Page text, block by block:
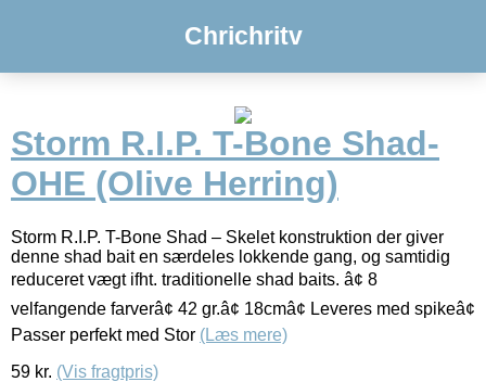
Chrichritv
Storm R.I.P. T-Bone Shad-
OHE (Olive Herring)
Storm R.I.P. T-Bone Shad – Skelet konstruktion der giver
denne shad bait en særdeles lokkende gang, og samtidig
reduceret vægt ifht. traditionelle shad baits. â¢ 8
velfangende farverâ¢ 42 gr.â¢ 18cmâ¢ Leveres med spikeâ¢
Passer perfekt med Stor (Læs mere)
59 kr. (Vis fragtpris)